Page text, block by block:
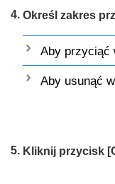
Określ zakres
Aby przyciąć
Aby usunąć
Kliknij przycisk